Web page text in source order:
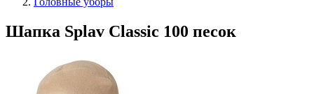
Шапка Splav Classic 100 песок